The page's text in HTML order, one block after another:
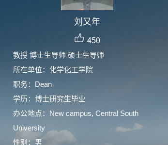
刘又年
450
教授 博士生导师 硕士生导师
所在单位：化学化工学院
职务：Dean
学历：博士研究生毕业
办公地点：New campus, Central South
University
性别：男